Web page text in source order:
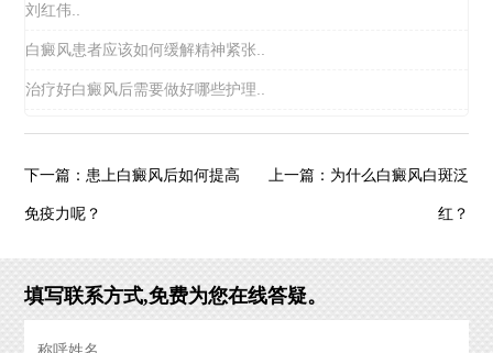
刘红伟..
白癜风患者应该如何缓解精神紧张..
治疗好白癜风后需要做好哪些护理..
下一篇：患上白癜风后如何提高
免疫力呢？
上一篇： 为什么白癜风白斑泛
红？
填写联系方式,免费为您在线答疑。